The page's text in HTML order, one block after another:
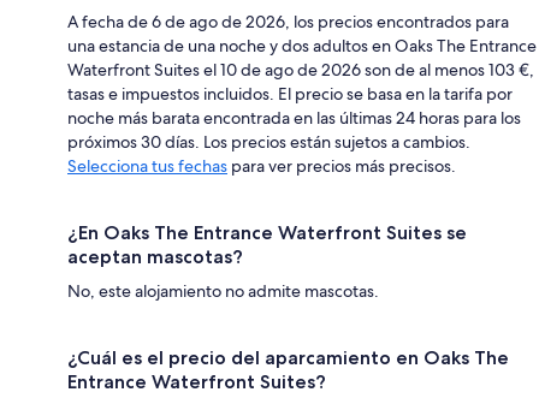
A fecha de 6 de ago de 2026, los precios encontrados para
una estancia de una noche y dos adultos en Oaks The Entrance
Waterfront Suites el 10 de ago de 2026 son de al menos 103 €,
tasas e impuestos incluidos. El precio se basa en la tarifa por
noche más barata encontrada en las últimas 24 horas para los
próximos 30 días. Los precios están sujetos a cambios.
Selecciona tus fechas para ver precios más precisos.
¿En Oaks The Entrance Waterfront Suites se
aceptan mascotas?
No, este alojamiento no admite mascotas.
¿Cuál es el precio del aparcamiento en Oaks The
Entrance Waterfront Suites?